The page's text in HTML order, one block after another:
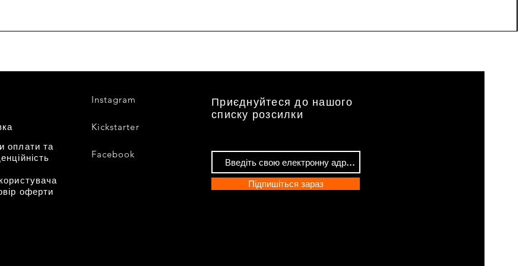
оплати та
оферти
Instagram
Kickstarter
Facebook
Приєднуйтеся до нашого
списку розсилки
Підпишіться зараз